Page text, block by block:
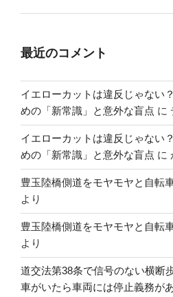
最近のコメント
イエローカットは違反じゃない
めの「新常識」と意外な盲点 に
イエローカットは違反じゃない
めの「新常識」と意外な盲点 に
豊玉陸橋側道をモヤモヤと自転
より
豊玉陸橋側道をモヤモヤと自転
より
道交法第38条で信号のない横断
車がいたら車両には停止義務が